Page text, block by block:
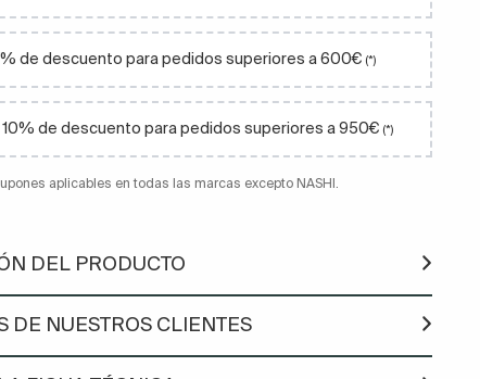
de descuento para pedidos superiores a 600€ (*)
10% de descuento para pedidos superiores a 950€ (*)
aplicables en todas las marcas excepto NASHI.
DEL PRODUCTO
DE NUESTROS CLIENTES